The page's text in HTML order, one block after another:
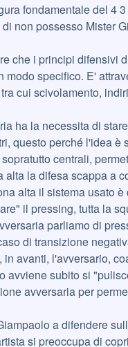
fondamentale del 4
non possesso Mister
che i principi difensivi
modo specifico. E'
cui scivolamento,
ha la necessita di
questo perché l'idea
centrali,
la difesa scappa a
alta il sistema usato
il pressing, tutta la
parliamo di
di transizione
avanti, l'avversario,
avviene subito si
avversaria per
a difendere
si preoccupa di